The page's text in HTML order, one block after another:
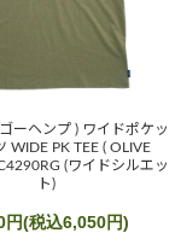
ーヘンプ ) ワイドポケッ
WIDE PK TEE ( OLIVE
(ワイドシルエッ
ト)
円(税込6,050円)